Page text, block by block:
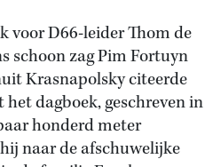
voor D66-leider Thom de
schoon zag Pim Fortuyn
Krasnapolsky citeerde
dagboek, geschreven in
honderd meter
naar de afschuwelijke